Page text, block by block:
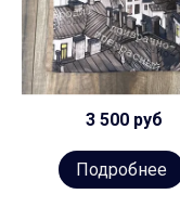
3 500 руб
Подробнее